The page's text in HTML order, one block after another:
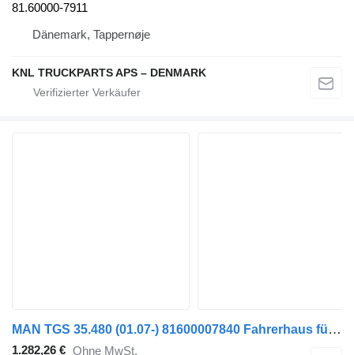
81.60000-7911
Dänemark, Tappernøje
KNL TRUCKPARTS APS – DENMARK
MAN TGS 35.480 (01.07-) 81600007840 Fahrerhaus für MAN TGL, TGM, TGS, TGX (2005-2021) Sattelzugmaschine
1.282,26 € Ohne MwSt.